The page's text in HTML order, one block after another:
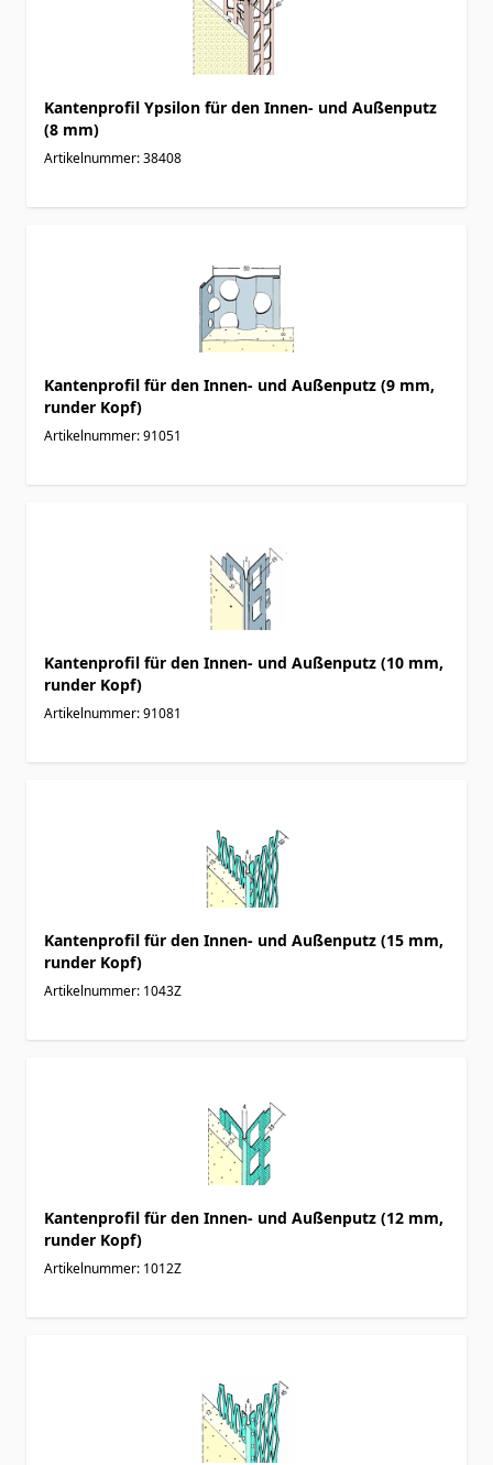
Kantenprofil Ypsilon für den Innen- und Außenputz
(8 mm)
Artikelnummer: 38408
Kantenprofil für den Innen- und Außenputz (9 mm,
runder Kopf)
Artikelnummer: 91051
Kantenprofil für den Innen- und Außenputz (10 mm,
runder Kopf)
Artikelnummer: 91081
Kantenprofil für den Innen- und Außenputz (15 mm,
runder Kopf)
Artikelnummer: 1043Z
Kantenprofil für den Innen- und Außenputz (12 mm,
runder Kopf)
Artikelnummer: 1012Z